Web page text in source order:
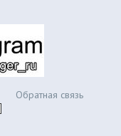
Обратная связь